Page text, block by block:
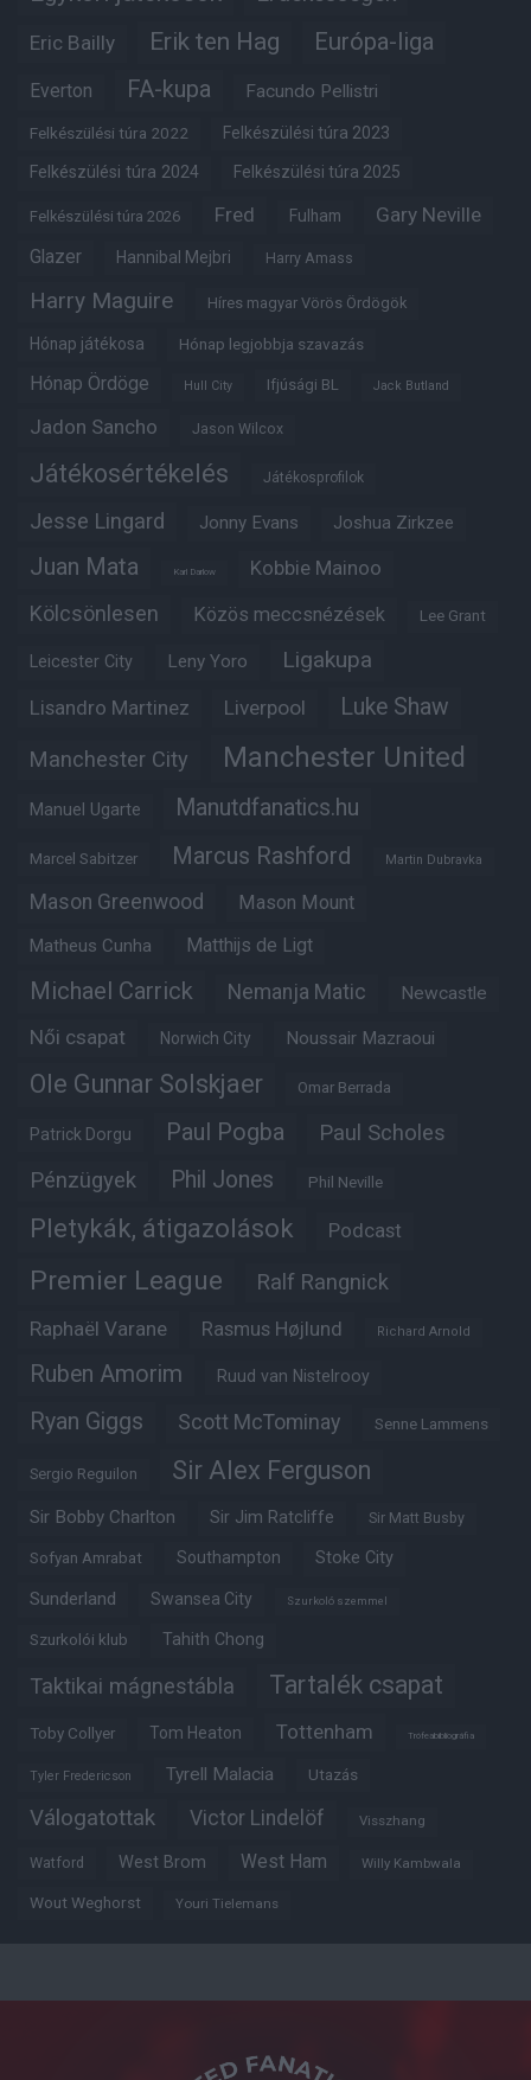
Eric Bailly Erik ten Hag Európa-liga
Everton FA-kupa Facundo Pellistri
Felkészülési túra 2022 Felkészülési túra 2023
Felkészülési túra 2024 Felkészülési túra 2025
Felkészülési túra 2026 Fred Fulham Gary Neville
Glazer Hannibal Mejbri Harry Amass
Harry Maguire Híres magyar Vörös Ördögök
Hónap játékosa Hónap legjobbja szavazás
Hónap Ördöge Hull City Ifjúsági BL Jack Butland
Jadon Sancho Jason Wilcox
Játékosértékelés Játékosprofilok
Jesse Lingard Jonny Evans Joshua Zirkzee
Juan Mata Karl Darlow Kobbie Mainoo
Kölcsönlesen Közös meccsnézések Lee Grant
Leicester City Leny Yoro Ligakupa
Lisandro Martinez Liverpool Luke Shaw
Manchester City Manchester United
Manuel Ugarte Manutdfanatics.hu
Marcel Sabitzer Marcus Rashford Martin Dubravka
Mason Greenwood Mason Mount
Matheus Cunha Matthijs de Ligt
Michael Carrick Nemanja Matic Newcastle
Női csapat Norwich City Noussair Mazraoui
Ole Gunnar Solskjaer Omar Berrada
Patrick Dorgu Paul Pogba Paul Scholes
Pénzügyek Phil Jones Phil Neville
Pletykák, átigazolások Podcast
Premier League Ralf Rangnick
Raphaël Varane Rasmus Højlund Richard Arnold
Ruben Amorim Ruud van Nistelrooy
Ryan Giggs Scott McTominay Senne Lammens
Sergio Reguilon Sir Alex Ferguson
Sir Bobby Charlton Sir Jim Ratcliffe Sir Matt Busby
Sofyan Amrabat Southampton Stoke City
Sunderland Swansea City Szurkoló szemmel
Szurkolói klub Tahith Chong
Taktikai mágnestábla Tartalék csapat
Toby Collyer Tom Heaton Tottenham Trófeabibliográfia
Tyler Fredericson Tyrell Malacia Utazás
Válogatottak Victor Lindelöf Visszhang
Watford West Brom West Ham Willy Kambwala
Wout Weghorst Youri Tielemans